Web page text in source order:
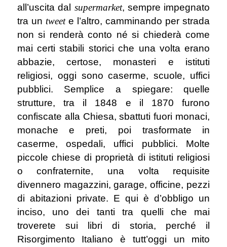
all’uscita dal supermarket, sempre impegnato
tra un tweet e l’altro, camminando per strada
non si renderà conto né si chiederà come
mai certi stabili storici che una volta erano
abbazie, certose, monasteri e istituti
religiosi, oggi sono caserme, scuole, uffici
pubblici. Semplice a spiegare: quelle
strutture, tra il 1848 e il 1870 furono
confiscate alla Chiesa, sbattuti fuori monaci,
monache e preti, poi trasformate in
caserme, ospedali, uffici pubblici. Molte
piccole chiese di proprietà di istituti religiosi
o confraternite, una volta requisite
divennero magazzini, garage, officine, pezzi
di abitazioni private. E qui è d’obbligo un
inciso, uno dei tanti tra quelli che mai
troverete sui libri di storia, perché il
Risorgimento Italiano è tutt’oggi un mito